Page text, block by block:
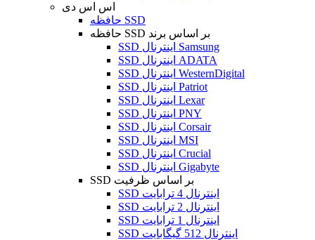
اس اس دی
حافظه SSD
حافظه SSD بر اساس برند
SSD اینترنال Samsung
SSD اینترنال ADATA
SSD اینترنال WesternDigital
SSD اینترنال Patriot
SSD اینترنال Lexar
SSD اینترنال PNY
SSD اینترنال Corsair
SSD اینترنال MSI
SSD اینترنال Crucial
SSD اینترنال Gigabyte
SSD بر اساس ظرفیت
SSD اینترنال 4 ترابایت
SSD اینترنال 2 ترابایت
SSD اینترنال 1 ترابایت
SSD اینترنال 512 گیگابایت